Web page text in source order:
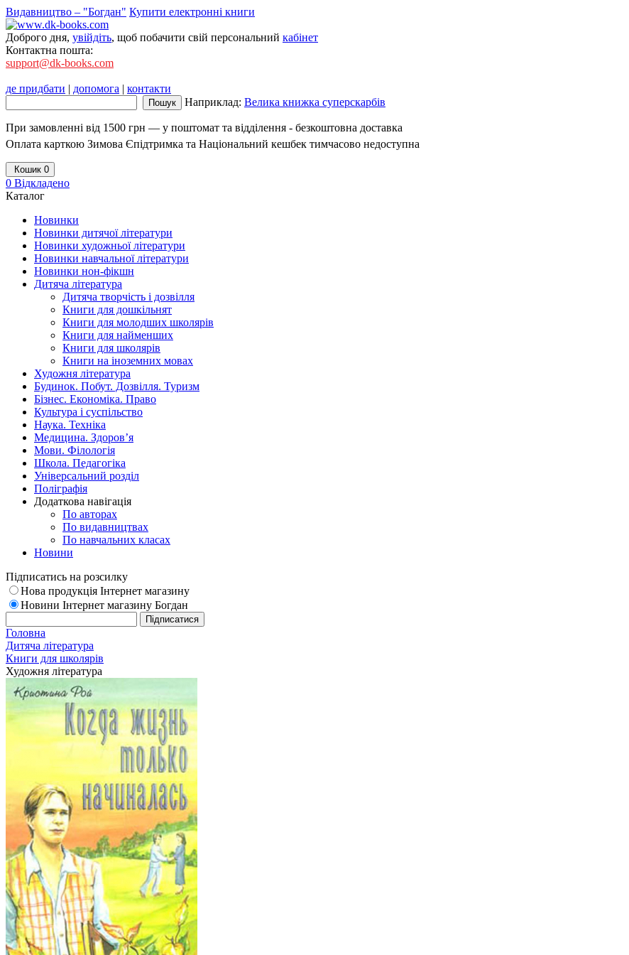
Видавництво – "Богдан" Купити електронні книги
Доброго дня, увійдіть, щоб побачити свій персональний кабінет
Контактна пошта:
support@dk-books.com
де придбати | допомога | контакти
Наприклад: Велика книжка суперскарбів
При замовленні від 1500 грн — у поштомат та відділення - безкоштовна доставка
Оплата карткою Зимова Єпідтримка та Національний кешбек тимчасово недоступна
Кошик 0
0 Відкладено
Каталог
Новинки
Новинки дитячої літератури
Новинки художньої літератури
Новинки навчальної літератури
Новинки нон-фікшн
Дитяча література
Дитяча творчість і дозвілля
Книги для дошкільнят
Книги для молодших школярів
Книги для найменших
Книги для школярів
Книги на іноземних мовах
Художня література
Будинок. Побут. Дозвілля. Туризм
Бізнес. Економіка. Право
Культура і суспільство
Наука. Техніка
Медицина. Здоров’я
Мови. Філологія
Школа. Педагогіка
Універсальний розділ
Поліграфія
Додаткова навігація
По авторах
По видавництвах
По навчальних класах
Новини
Підписатись на розсилку
Нова продукція Інтернет магазину
Новини Інтернет магазину Богдан
Головна
Дитяча література
Книги для школярів
Художня література